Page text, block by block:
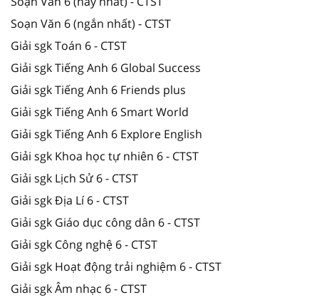
Soạn Văn 6 (ngắn nhất) - CTST
Giải sgk Toán 6 - CTST
Giải sgk Tiếng Anh 6 Global Success
Giải sgk Tiếng Anh 6 Friends plus
Giải sgk Tiếng Anh 6 Smart World
Giải sgk Tiếng Anh 6 Explore English
Giải sgk Khoa học tự nhiên 6 - CTST
Giải sgk Lịch Sử 6 - CTST
Giải sgk Địa Lí 6 - CTST
Giải sgk Giáo dục công dân 6 - CTST
Giải sgk Công nghệ 6 - CTST
Giải sgk Hoạt động trải nghiệm 6 - CTST
Giải sgk Âm nhạc 6 - CTST